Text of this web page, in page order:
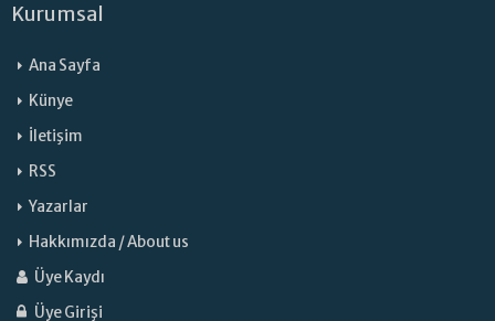
Kurumsal
Ana Sayfa
Künye
İletişim
RSS
Yazarlar
Hakkımızda / About us
Üye Kaydı
Üye Girişi